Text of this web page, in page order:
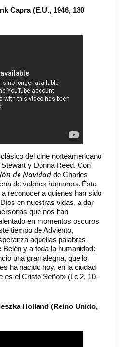
Capra (E.U., 1946, 130
del cine norteamericano
y Donna Reed. Con
de Navidad de Charles
de valores humanos. Ésta
reconocer a quienes han sido
en nuestras vidas, a dar
que nos han
en momentos oscuros
tiempo de Adviento,
aquellas palabras
y a toda la humanidad:
una gran alegría, que lo
ha nacido hoy, en la ciudad
es el Cristo Señor» (Lc 2, 10-
Holland (Reino Unido,